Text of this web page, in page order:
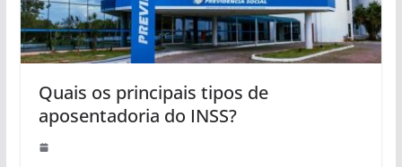
Quais os principais tipos de
aposentadoria do INSS?